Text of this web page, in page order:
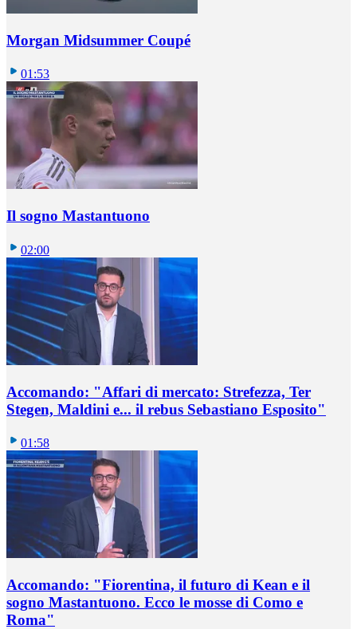
Morgan Midsummer Coupé
01:53
Il sogno Mastantuono
02:00
Accomando: "Affari di mercato: Strefezza, Ter
Stegen, Maldini e... il rebus Sebastiano Esposito"
01:58
Accomando: "Fiorentina, il futuro di Kean e il
sogno Mastantuono. Ecco le mosse di Como e
Roma"